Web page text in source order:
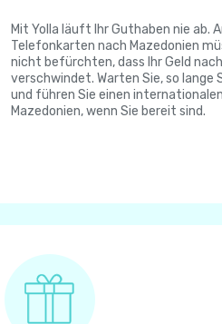
Mit Yolla läuft Ihr Guthaben nie ab.
Telefonkarten nach Mazedonien
nicht befürchten, dass Ihr Geld
verschwindet. Warten Sie, so lange
und führen Sie einen
Mazedonien, wenn Sie bereit sind.